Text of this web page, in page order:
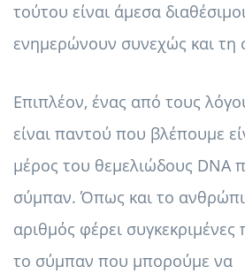
τούτου είναι άμεσα
ενημερώνουν συνεχώς και τη
Επιπλέον, ένας από τους
είναι παντού που βλέπουμε
μέρος του θεμελιώδους DNA
σύμπαν. Όπως και το
αριθμός φέρει
το σύμπαν που μπορούμε να